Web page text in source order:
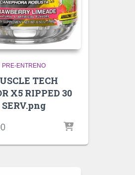
PRE-ENTRENO
TECH
X5 RIPPED 30
SERV.png